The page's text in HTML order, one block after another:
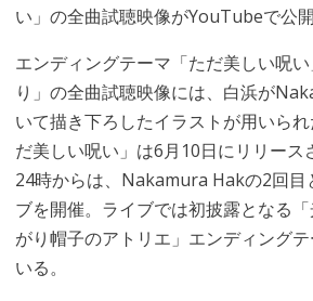
い」の全曲試聴映像がYouTubeで公開
エンディングテーマ「ただ美しい呪
り」の全曲試聴映像には、白浜が
いて描き下ろしたイラストが用いら
だ美しい呪い」は6月10日にリリース
24時からは、Nakamura Hakの2回目
ブを開催。ライブでは初披露となる
がり帽子のアトリエ」エンディング
いる。